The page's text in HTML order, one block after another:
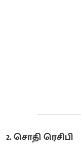
2. சொதி ரெசிபி